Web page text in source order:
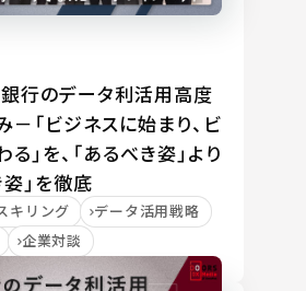
銀行のデータ利活用高度
「ビジネスに始まり、ビ
」を、「あるべき姿」より
」を徹底
キリング
データ活用戦略
企業対談